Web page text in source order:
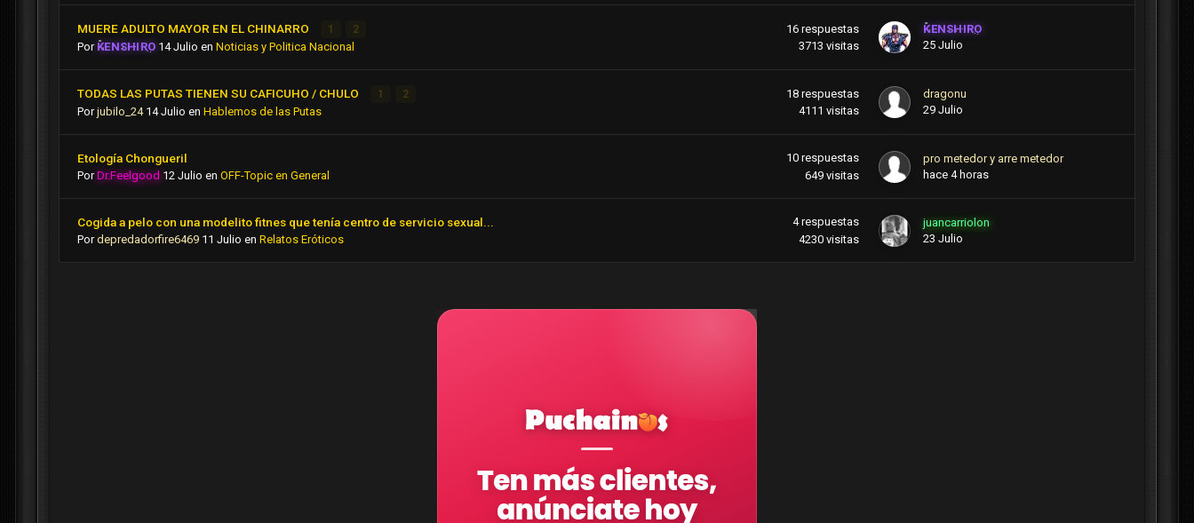
MUERE ADULTO MAYOR EN EL CHINARRO 1 2
Por KENSHIRO 14 Julio enNoticias y Politica Nacional
16 respuestas
3713 visitas
KENSHIRO
25 Julio
TODAS LAS PUTAS TIENEN SU CAFICUHO / CHULO 1 2
Porjubilo_24 14 Julio en Hablemos de las Putas
18 respuestas
4111 visitas
dragonu
29 Julio
Etología Chongueril
PorDr.Feelgood 12 Julio en OFF-Topic en General
10 respuestas
649 visitas
pro metedor y arre metedor
hace 4 horas
Cogida a pelo con una modelito fitnes que tenía centro de servicio sexual...
Pordepredadorfire6469 11 Julio en Relatos Eróticos
4 respuestas
4230 visitas
juancarriolon
23 Julio